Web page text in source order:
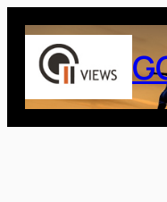
Saltar
contenido